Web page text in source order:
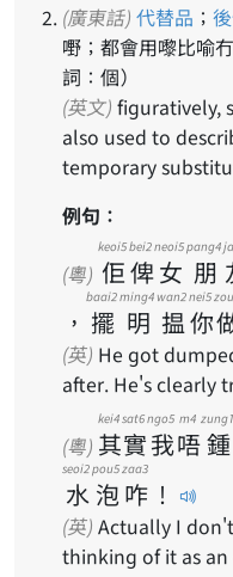
(廣東話) 代替品 ；
嘢；都會用嚟比喻
詞：個）
(英文)
also used to
temporary
例句：
(粵) 佢
keoi5
俾
bei2
女
neoi5
朋
pang4
， 擺
baai2
明
ming4
揾
wan2
你
nei5
(英) He got
after. He's clearly
(粵) 其
kei4
實
sat6
我
ngo5
唔
m4
鍾
zung1
水
seoi2
泡
pou5
咋
zaa3
！
(英) Actually I
thinking of it as